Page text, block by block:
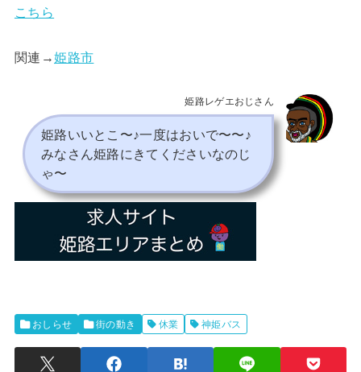
こちら
関連→姫路市
姫路レゲエおじさん
姫路いいとこ〜♪一度はおいで〜〜♪
みなさん姫路にきてくださいなのじ
ゃ〜
おしらせ 街の動き 休業 神姫バス